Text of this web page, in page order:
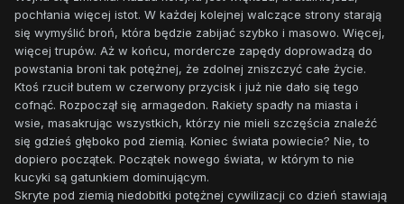
pochłania więcej istot. W każdej kolejnej walczące strony starają
się wymyślić broń, która będzie zabijać szybko i masowo. Więcej,
więcej trupów. Aż w końcu, mordercze zapędy doprowadzą do
powstania broni tak potężnej, że zdolnej zniszczyć całe życie.
Ktoś rzucił butem w czerwony przycisk i już nie dało się tego
cofnąć. Rozpoczął się armagedon. Rakiety spadły na miasta i
wsie, masakrując wszystkich, którzy nie mieli szczęścia znaleźć
się gdzieś głęboko pod ziemią. Koniec świata powiecie? Nie, to
dopiero początek. Początek nowego świata, w którym to nie
kucyki są gatunkiem dominującym.
Skryte pod ziemią niedobitki potężnej cywilizacji co dzień stawiają